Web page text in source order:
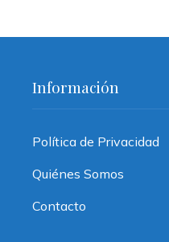
Información
Política de Privacidad
Quiénes Somos
Contacto